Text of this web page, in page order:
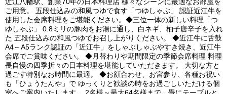
ご用意。 五段仕込みの和風つゆで食す「つゆしゃぶ」 認証近江牛を
使用した会席料理をご堪能ください。◆三位一体の新しい料理「つ
ゆしゃぶ」 0.8ミリの豚肉をお湯に通し、白ネギ、柚子唐辛子を入れ
た 五段仕込みの和風つゆでお召し上がりください。 ◆近江牛に舌鼓
A4～A5ランク認証の「近江牛」をしゃぶしゃぶやすき焼き、近江牛
会席でご賞味ください。 ◆月替わりや期間限定の季節会席料理 料理
長自慢の四季折々の日本料理を堪能していただきます。 大切な方と
過ごす特別なお時間に最適。 ◆お顔合わせ、お宮参り、各種お祝い
も「ひょうたんや」で ゆっくりと歓談の時をお過ごしいただける個